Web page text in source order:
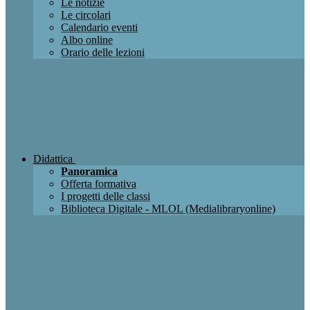
Le notizie
Le circolari
Calendario eventi
Albo online
Orario delle lezioni
Didattica
Panoramica
Offerta formativa
I progetti delle classi
Biblioteca Digitale - MLOL (Medialibraryonline)